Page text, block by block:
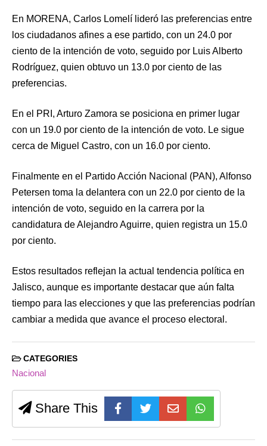
En MORENA, Carlos Lomelí lideró las preferencias entre
los ciudadanos afines a ese partido, con un 24.0 por
ciento de la intención de voto, seguido por Luis Alberto
Rodríguez, quien obtuvo un 13.0 por ciento de las
preferencias.
En el PRI, Arturo Zamora se posiciona en primer lugar
con un 19.0 por ciento de la intención de voto. Le sigue
cerca de Miguel Castro, con un 16.0 por ciento.
Finalmente en el Partido Acción Nacional (PAN), Alfonso
Petersen toma la delantera con un 22.0 por ciento de la
intención de voto, seguido en la carrera por la
candidatura de Alejandro Aguirre, quien registra un 15.0
por ciento.
Estos resultados reflejan la actual tendencia política en
Jalisco, aunque es importante destacar que aún falta
tiempo para las elecciones y que las preferencias podrían
cambiar a medida que avance el proceso electoral.
CATEGORIES
Nacional
Share This